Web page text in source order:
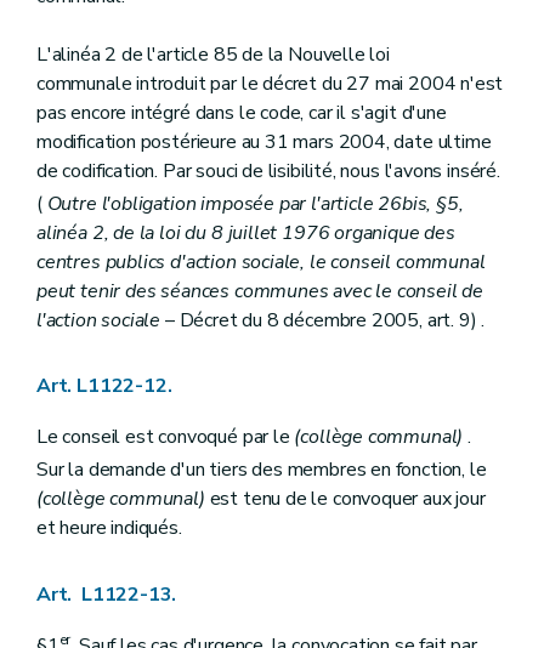
Art. L1541-1
Art. L1541-2
Art. L1541-3
Art.1541-4
Titre V Dispositions diverses
Chapitre unique
Art. L1551-1
Art. L1551-2
Art. L1551-3
Titre VI Publicité de l'administration
Chapitre unique
Art. L1561-1
Art. L1561-2
Art. L1561-4
Art. L1561-5
Art. L1561-6
Art. L1561-7
Art. L1561-8
Art. L1561-9
Art. L1561-10
Art. L1561-11
Art. L1561-13
Partie DEUXIEME
L'alinéa 2 de l'article 85 de la Nouvelle loi
communale introduit par le décret du 27 mai 2004 n'est
pas encore intégré dans le code, car il s'agit d'une
modification postérieure au 31 mars 2004, date ultime
de codification. Par souci de lisibilité, nous l'avons inséré.
( Outre l'obligation imposée par l'article 26bis, §5,
alinéa 2, de la loi du 8 juillet 1976 organique des
centres publics d'action sociale, le conseil communal
peut tenir des séances communes avec le conseil de
l'action sociale – Décret du 8 décembre 2005, art. 9) .
Art. L1122-12.
Le conseil est convoqué par le (collège communal) .
Sur la demande d'un tiers des membres en fonction, le
(collège communal) est tenu de le convoquer aux jour
et heure indiqués.
Art. L1122-13.
er